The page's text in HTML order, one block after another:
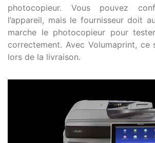
photocopieur. Vous pouvez
l’appareil, mais le fournisseur doit
marche le photocopieur pour
correctement. Avec Volumaprint, ce
lors de la livraison.